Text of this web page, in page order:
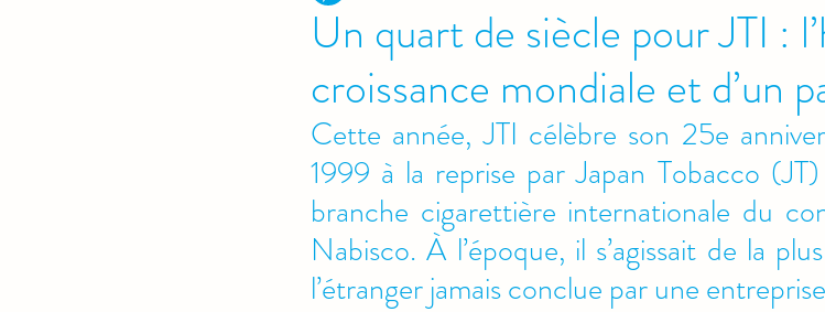
Un quart de siècle pour JTI :
croissance mondiale et d’un
Cette année, JTI célèbre son 25e
1999 à la reprise par Japan Tobacco
branche cigarettière internationale du
Nabisco. À l’époque, il s’agissait de la
l’étranger jamais conclue par une